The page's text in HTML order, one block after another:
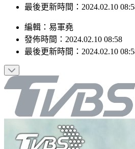
發佈時間：2024.02.10 08:58
最後更新時間：2024.02.10 08:58